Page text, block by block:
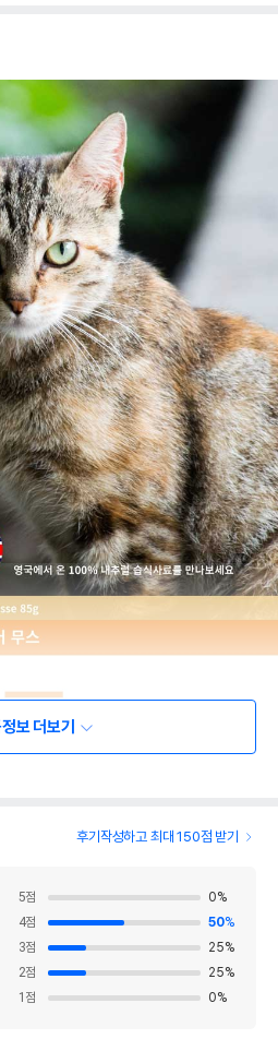
보 더보기
후기작성하고 최대 150점 받기
5점 0%
4점 50%
3점 25%
2점 25%
1 점 0%